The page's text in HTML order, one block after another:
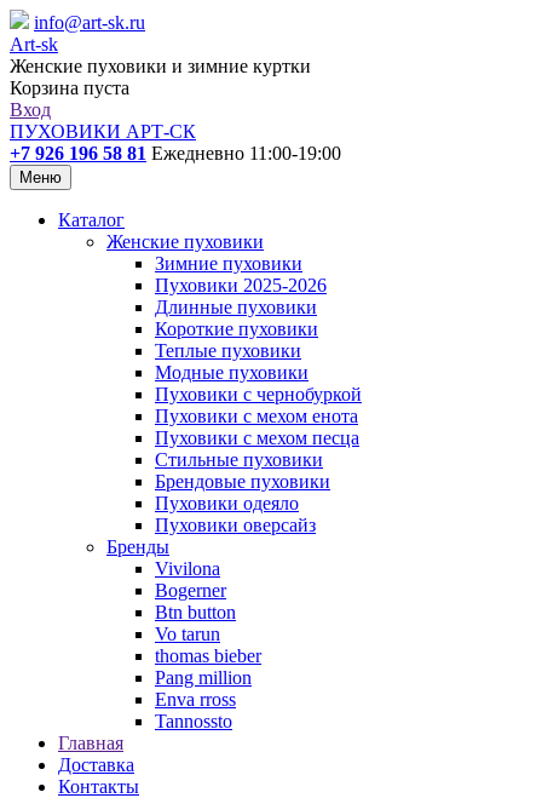
info@art-sk.ru
Art-sk
Женские пуховики и зимние куртки
Корзина пуста
Вход
ПУХОВИКИ АРТ-СК
+7 926 196 58 81 Ежедневно 11:00-19:00
Меню
Каталог
Женские пуховики
Зимние пуховики
Пуховики 2025-2026
Длинные пуховики
Короткие пуховики
Теплые пуховики
Модные пуховики
Пуховики с чернобуркой
Пуховики с мехом енота
Пуховики с мехом песца
Стильные пуховики
Брендовые пуховики
Пуховики одеяло
Пуховики оверсайз
Бренды
Vivilona
Bogerner
Btn button
Vo tarun
thomas bieber
Pang million
Enva rross
Tannossto
Главная
Доставка
Контакты